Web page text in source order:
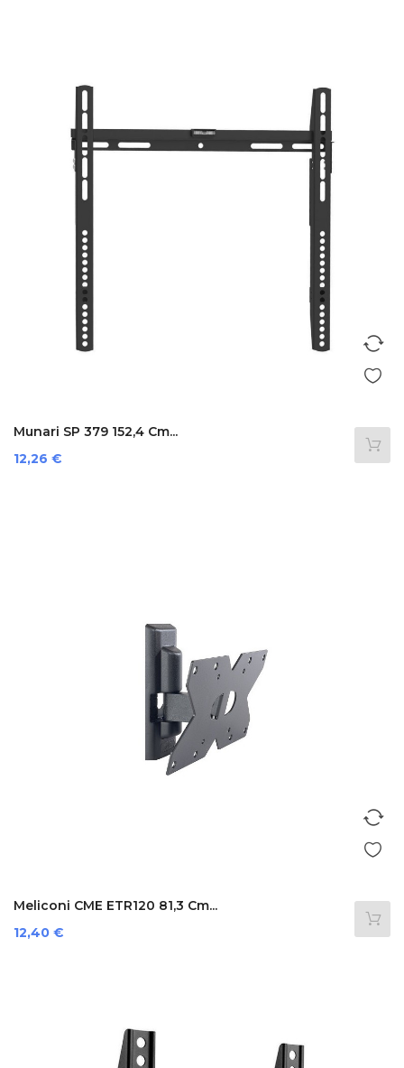
Munari SP 379 152,4 Cm...
Prezzo
12,26 €
Meliconi CME ETR120 81,3 Cm...
Prezzo
12,40 €